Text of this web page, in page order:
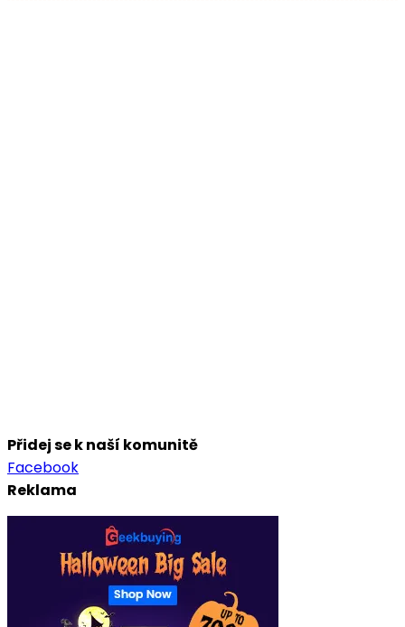
Přidej se k naší komunitě
Facebook
Reklama